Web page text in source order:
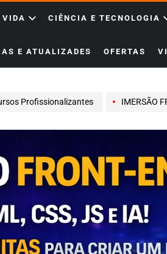
VIDA CIÊNCIA E TECNOLOGIA
E ATUALIZADES OFERTAS
Profissionalizantes IMERSÃO FRONT-END